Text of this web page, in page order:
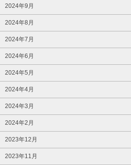
2024年9月
2024年8月
2024年7月
2024年6月
2024年5月
2024年4月
2024年3月
2024年2月
2023年12月
2023年11月